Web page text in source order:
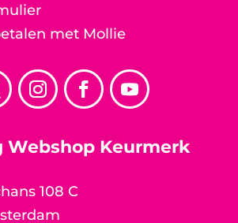
met Mollie
Keurmerk
108 C